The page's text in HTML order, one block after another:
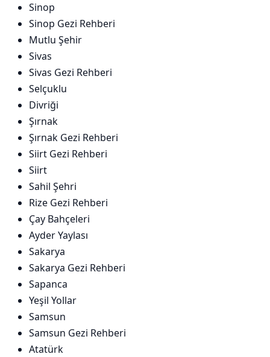
Sinop
Sinop Gezi Rehberi
Mutlu Şehir
Sivas
Sivas Gezi Rehberi
Selçuklu
Divriği
Şırnak
Şırnak Gezi Rehberi
Siirt Gezi Rehberi
Siirt
Sahil Şehri
Rize Gezi Rehberi
Çay Bahçeleri
Ayder Yaylası
Sakarya
Sakarya Gezi Rehberi
Sapanca
Yeşil Yollar
Samsun
Samsun Gezi Rehberi
Atatürk